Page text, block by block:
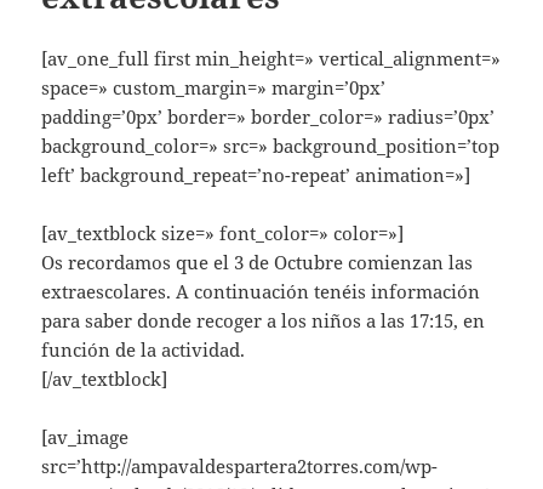
[av_one_full first min_height=» vertical_alignment=»
space=» custom_margin=» margin=’0px’
padding=’0px’ border=» border_color=» radius=’0px’
background_color=» src=» background_position=’top
left’ background_repeat=’no-repeat’ animation=»]
[av_textblock size=» font_color=» color=»]
Os recordamos que el 3 de Octubre comienzan las
extraescolares. A continuación tenéis información
para saber donde recoger a los niños a las 17:15, en
función de la actividad.
[/av_textblock]
[av_image
src=’http://ampavaldespartera2torres.com/wp-